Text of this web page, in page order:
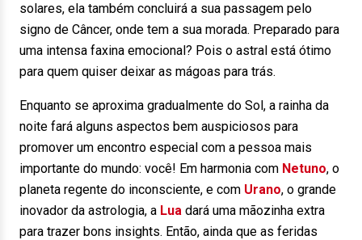
solares, ela também concluirá a sua passagem pelo
signo de Câncer, onde tem a sua morada. Preparado para
uma intensa faxina emocional? Pois o astral está ótimo
para quem quiser deixar as mágoas para trás.
Enquanto se aproxima gradualmente do Sol, a rainha da
noite fará alguns aspectos bem auspiciosos para
promover um encontro especial com a pessoa mais
importante do mundo: você! Em harmonia com Netuno, o
planeta regente do inconsciente, e com Urano, o grande
inovador da astrologia, a Lua dará uma mãozinha extra
para trazer bons insights. Então, ainda que as feridas